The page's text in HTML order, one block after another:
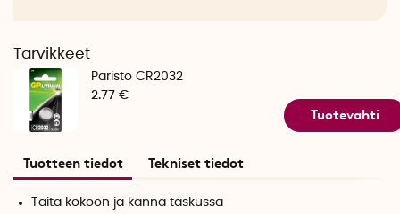
Tarvikkeet
Paristo CR2032
2.77 €
Tuotevahti
Tuotteen tiedot Tekniset tiedot
Taita kokoon ja kanna taskussa